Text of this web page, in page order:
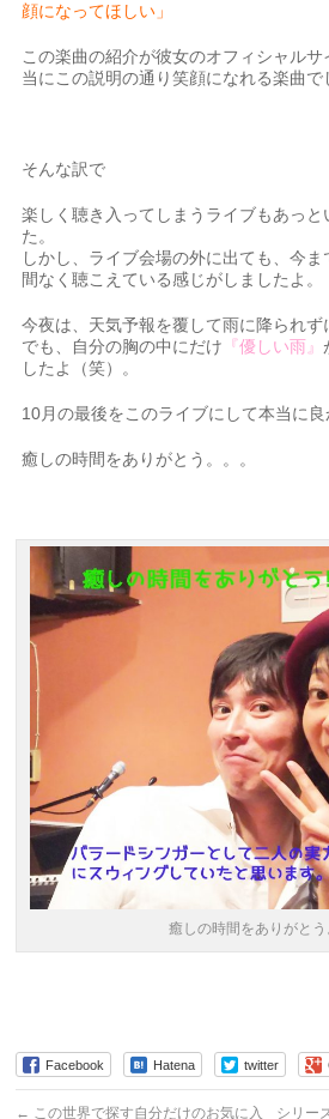
顔になってほしい」
この楽曲の紹介が彼女のオフィシャル
当にこの説明の通り笑顔になれる楽曲で
そんな訳で
楽しく聴き入ってしまうライブもあっと
た。
しかし、ライブ会場の外に出ても、今ま
間なく聴こえている感じがしましたよ。
今夜は、天気予報を覆して雨に降られず
でも、自分の胸の中にだけ 『優しい雨』
したよ（笑）。
10月の最後をこのライブにして本当に良
癒しの時間をありがとう。。。
癒しの時間をありがとう
Facebook Hatena twitter
← この世界で探す自分だけのお気に入 シリー